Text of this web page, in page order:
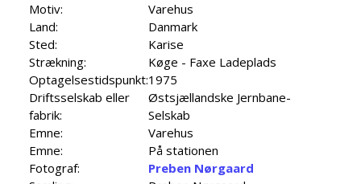
Motiv:
Varehus
Land:
Danmark
Sted:
Karise
Strækning:
Køge - Faxe Ladeplads
Optagelsestidspunkt:1975
Driftsselskab eller
fabrik:
Østsjællandske Jernbane-
Selskab
Emne:
Varehus
Emne:
På stationen
Fotograf:
Preben Nørgaard